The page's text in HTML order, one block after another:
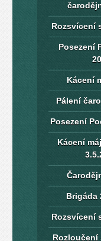
Rozsvícení
Posezení
Kácení
Pálení
Posezení
Kácení
Brigáda
Rozsvícení
Rozloučení